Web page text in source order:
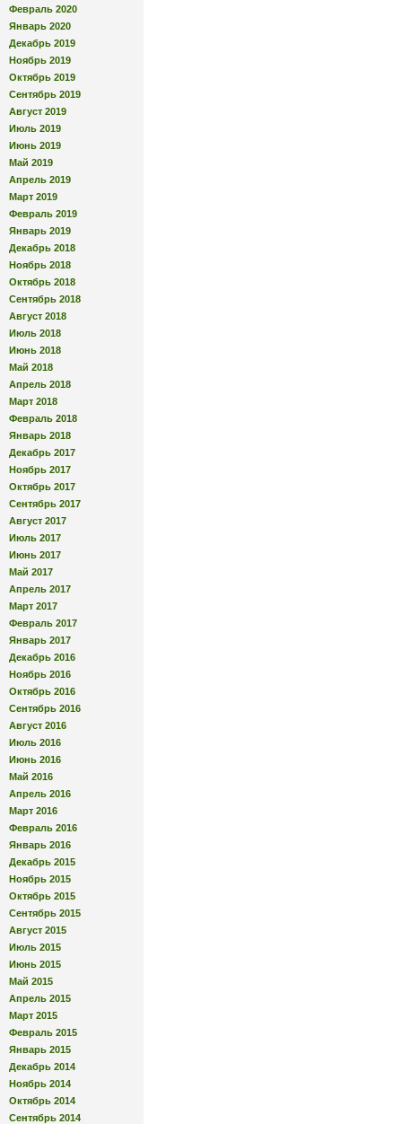
Февраль 2020
Январь 2020
Декабрь 2019
Ноябрь 2019
Октябрь 2019
Сентябрь 2019
Август 2019
Июль 2019
Июнь 2019
Май 2019
Апрель 2019
Март 2019
Февраль 2019
Январь 2019
Декабрь 2018
Ноябрь 2018
Октябрь 2018
Сентябрь 2018
Август 2018
Июль 2018
Июнь 2018
Май 2018
Апрель 2018
Март 2018
Февраль 2018
Январь 2018
Декабрь 2017
Ноябрь 2017
Октябрь 2017
Сентябрь 2017
Август 2017
Июль 2017
Июнь 2017
Май 2017
Апрель 2017
Март 2017
Февраль 2017
Январь 2017
Декабрь 2016
Ноябрь 2016
Октябрь 2016
Сентябрь 2016
Август 2016
Июль 2016
Июнь 2016
Май 2016
Апрель 2016
Март 2016
Февраль 2016
Январь 2016
Декабрь 2015
Ноябрь 2015
Октябрь 2015
Сентябрь 2015
Август 2015
Июль 2015
Июнь 2015
Май 2015
Апрель 2015
Март 2015
Февраль 2015
Январь 2015
Декабрь 2014
Ноябрь 2014
Октябрь 2014
Сентябрь 2014